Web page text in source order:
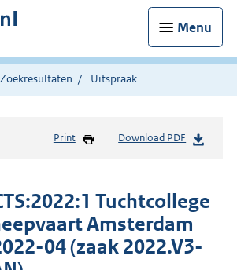
Menu
Zoekresultaten Uitspraak
Print Download PDF
Tuchtcollege
Amsterdam
04 (zaak 2022.V3-